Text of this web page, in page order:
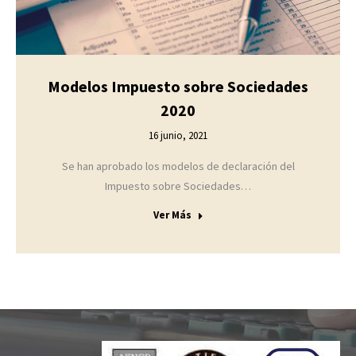
Modelos Impuesto sobre Sociedades
2020
16 junio, 2021
Se han aprobado los modelos de declaración del
Impuesto sobre Sociedades…
Ver Más